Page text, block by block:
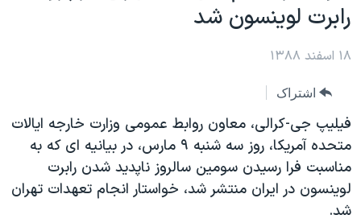
جهش
به
صفحه
جهش
به
جستجو
آمریکا
جهان
ورزشی
ویژه برنامه‌ها
ویدیوها
فرهنگ و زندگی
جدول برنامه ها
صفحه‌های ویژه
جام جهانی ۲۰۲۶
۲۵۰سالگی آمریکا
بایگانی برنامه‌های تلویزیونی
مستندها
فرکانس‌های صدای آمریکا
پخش رادیویی
یادگیری زبان انگلیسی
دنبال کنید
رابرت لوینسون شد
۱۸ اسفند ۱۳۸۸
اشتراک
فیلیپ جی-کرالی، معاون روابط عمومی وزارت خارجه ایالات
متحده آمریکا، روز سه شنبه ۹ مارس، در بیانیه ای که به
مناسبت فرا رسیدن سومین سالروز ناپدید شدن رابرت
لوینسون در ایران منتشر شد، خواستار انجام تعهدات تهران
شد.